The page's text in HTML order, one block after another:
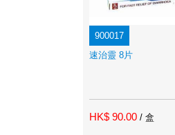
900017
速治靈 8片
HK$ 90.00 / 盒